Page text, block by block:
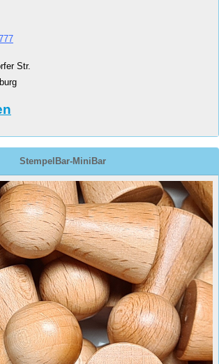
Str.
StempelBar-MiniBar